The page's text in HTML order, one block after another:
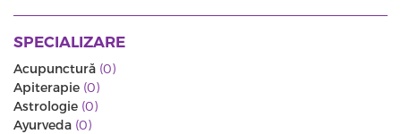
SPECIALIZARE
Acupunctură (0)
Apiterapie (0)
Astrologie (0)
Ayurveda (0)